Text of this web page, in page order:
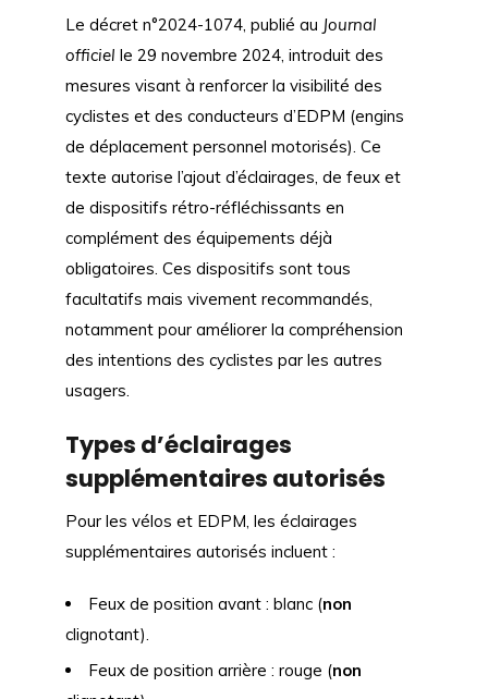
Le décret n°2024-1074, publié au Journal
officiel le 29 novembre 2024, introduit des
mesures visant à renforcer la visibilité des
cyclistes et des conducteurs d’EDPM (engins
de déplacement personnel motorisés). Ce
texte autorise l’ajout d’éclairages, de feux et
de dispositifs rétro-réfléchissants en
complément des équipements déjà
obligatoires. Ces dispositifs sont tous
facultatifs mais vivement recommandés,
notamment pour améliorer la compréhension
des intentions des cyclistes par les autres
usagers.
Types d’éclairages
supplémentaires autorisés
Pour les vélos et EDPM, les éclairages
supplémentaires autorisés incluent :
Feux de position avant : blanc (non
clignotant).
Feux de position arrière : rouge (non